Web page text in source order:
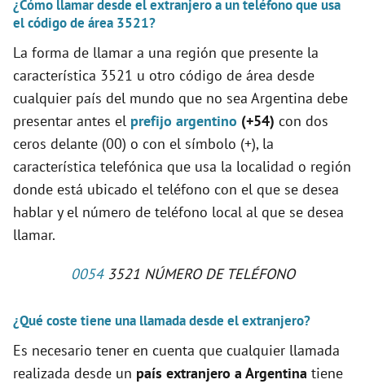
¿Cómo llamar desde el extranjero a un teléfono que usa
el código de área 3521?
La forma de llamar a una región que presente la
característica 3521 u otro código de área desde
cualquier país del mundo que no sea Argentina debe
presentar antes el prefijo argentino (+54) con dos
ceros delante (00) o con el símbolo (+), la
característica telefónica que usa la localidad o región
donde está ubicado el teléfono con el que se desea
hablar y el número de teléfono local al que se desea
llamar.
00543521 NÚMERO DE TELÉFONO
¿Qué coste tiene una llamada desde el extranjero?
Es necesario tener en cuenta que cualquier llamada
realizada desde un país extranjero a Argentina tiene